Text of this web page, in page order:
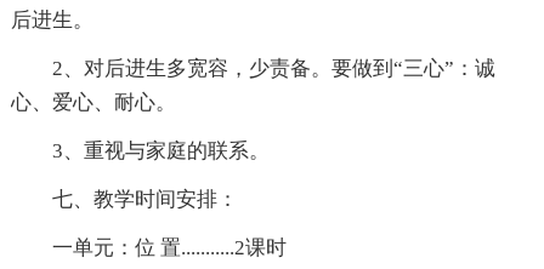
后进生。
2、对后进生多宽容，少责备。要做到“三心”：诚
心、爱心、耐心。
3、重视与家庭的联系。
七、教学时间安排：
一单元：位 置...........2课时